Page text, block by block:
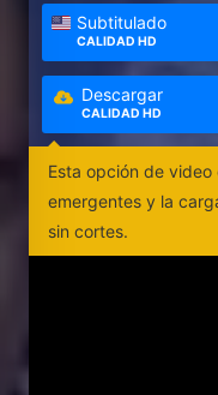
Subtitulado
CALIDAD HD
Descargar
CALIDAD HD
Esta opción de
emergentes y la
sin cortes.